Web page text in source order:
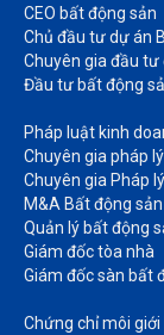
CEO bất động sản
Chủ đầu tư dự án
Chuyên gia đầu tư
Đầu tư bất động
Pháp luật kinh
Chuyên gia pháp
Chuyên gia Pháp
M&A Bất động sản​
Quản lý bất động
Giám đốc tòa nhà​
Giám đốc sàn bất
Chứng chỉ môi giới